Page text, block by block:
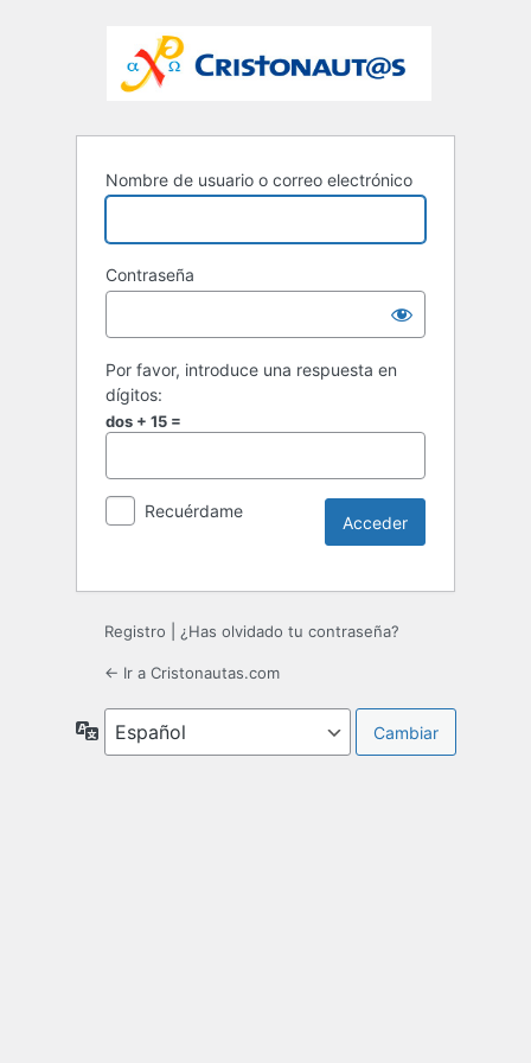
Nombre de usuario o correo electrónico
Contraseña
Por favor, introduce una respuesta en
dígitos:
dos + 15 =
Recuérdame
Registro ¿Has olvidado tu contraseña?
← Ir a Cristonautas.com
Idioma